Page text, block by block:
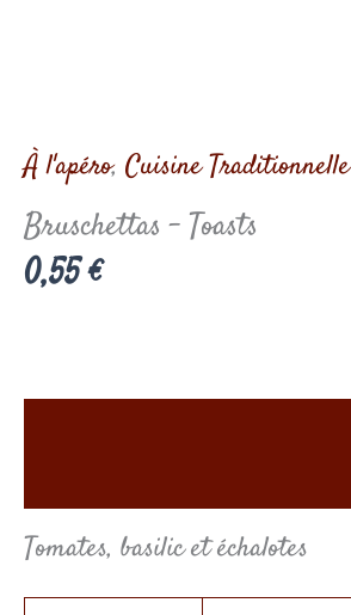
À l'apéro, Cuisine Traditionnelle
Bruschettas – Toasts
0,55€
Tomates, basilic et échalotes